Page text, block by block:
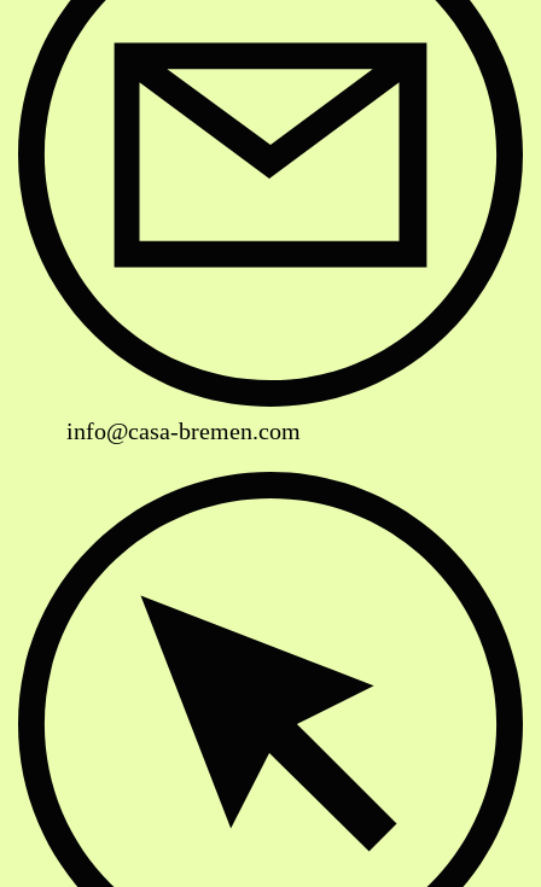
info@casa-bremen.com